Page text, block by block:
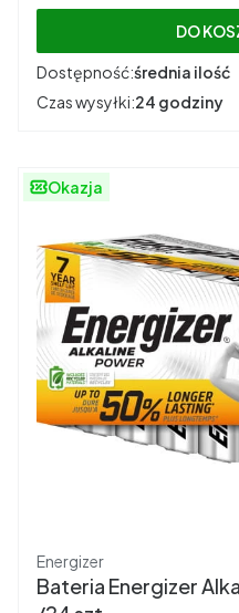
DO
Dostępność:średnia ilość
Czas wysyłki:24 godziny
Okazja
Producent
Energizer
Bateria Energizer